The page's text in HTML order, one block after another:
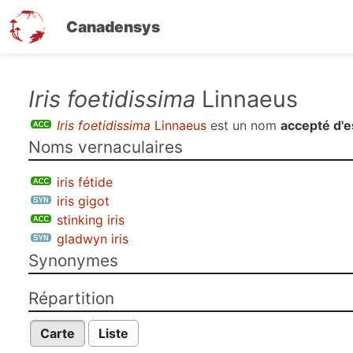
Canadensys
contenu
principal
Iris foetidissima Linnaeus
Iris foetidissima Linnaeus est un nom accepté
Noms vernaculaires
iris fétide
iris gigot
stinking iris
gladwyn iris
Synonymes
Répartition
Carte Liste